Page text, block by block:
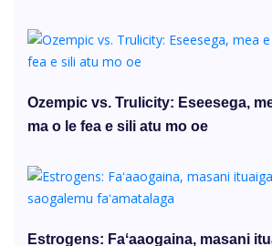
Ozempic vs. Trulicity: Eseesega,
ma o le fea e sili atu mo oe
Estrogens: Faʻaaogaina, masani